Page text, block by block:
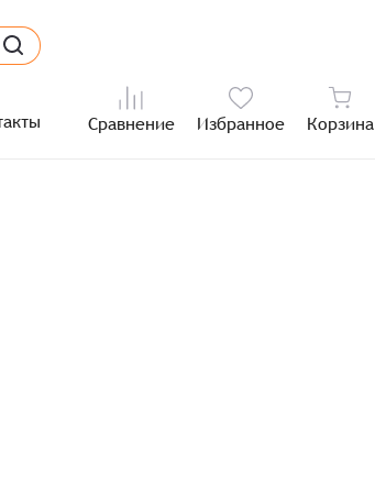
Сравнение Избранное Корзина